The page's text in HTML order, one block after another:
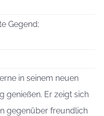
Gegend;
in seinem neuen
genießen. Er zeigt sich
gegenüber freundlich